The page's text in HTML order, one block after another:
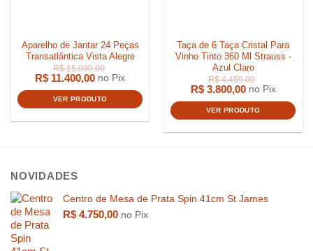
Aparelho de Jantar 24 Peças
Transatlântica Vista Alegre
R$ 11.400,00 no Pix
VER PRODUTO
Taça de 6 Taça Cristal Para
Vinho Tinto 360 Ml Strauss -
Azul Claro
R$3.800,00 no Pix
VER PRODUTO
NOVIDADES
Centro de Mesa de Prata Spin 41cm St James
R$ 4.750,00 no Pix